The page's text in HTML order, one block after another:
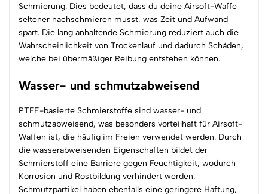
Schmierung. Dies bedeutet, dass du deine Airsoft-Waffe
seltener nachschmieren musst, was Zeit und Aufwand
spart. Die lang anhaltende Schmierung reduziert auch die
Wahrscheinlichkeit von Trockenlauf und dadurch Schäden,
welche bei übermäßiger Reibung entstehen können.
Wasser- und schmutzabweisend
PTFE-basierte Schmierstoffe sind wasser- und
schmutzabweisend, was besonders vorteilhaft für Airsoft-
Waffen ist, die häufig im Freien verwendet werden. Durch
die wasserabweisenden Eigenschaften bildet der
Schmierstoff eine Barriere gegen Feuchtigkeit, wodurch
Korrosion und Rostbildung verhindert werden.
Schmutzpartikel haben ebenfalls eine geringere Haftung,